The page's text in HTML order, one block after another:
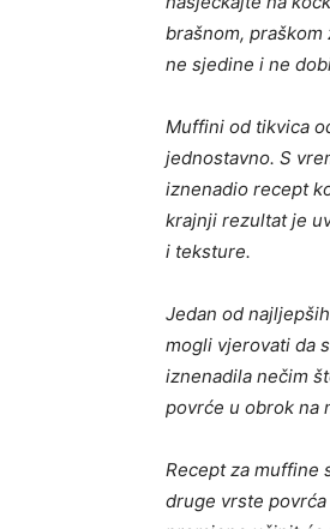
brašnom,
ne sjedine i ne
Muffini od tikvica
jednostavno. S
iznenadio recept
krajnji rezultat je
i teksture.
Jedan od
mogli vjerovati da
iznenadila nečim
povrće u obrok na
Recept za muffine
druge vrste